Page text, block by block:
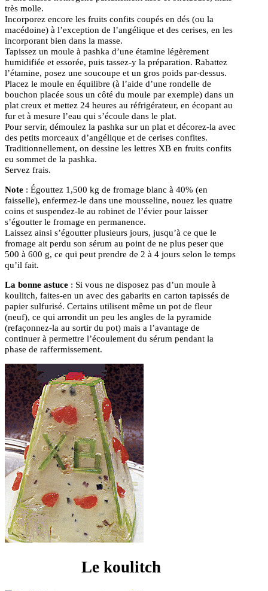
très molle.
Incorporez encore les fruits confits coupés en dés (ou la
macédoine) à l’exception de l’angélique et des cerises, en les
incorporant bien dans la masse.
Tapissez un moule à pashka d’une étamine légèrement
humidifiée et essorée, puis tassez-y la préparation. Rabattez
l’étamine, posez une soucoupe et un gros poids par-dessus.
Placez le moule en équilibre (à l’aide d’une rondelle de
bouchon placée sous un côté du moule par exemple) dans un
plat creux et mettez 24 heures au réfrigérateur, en écopant au
fur et à mesure l’eau qui s’écoule dans le plat.
Pour servir, démoulez la pashka sur un plat et décorez-la avec
des petits morceaux d’angélique et de cerises confites.
Traditionnellement, on dessine les lettres XB en fruits confits
eu sommet de la pashka.
Servez frais.
Note : Égouttez 1,500 kg de fromage blanc à 40% (en
faisselle), enfermez-le dans une mousseline, nouez les quatre
coins et suspendez-le au robinet de l’évier pour laisser
s’égoutter le fromage en permanence.
Laissez ainsi s’égoutter plusieurs jours, jusqu’à ce que le
fromage ait perdu son sérum au point de ne plus peser que
500 à 600 g, ce qui peut prendre de 2 à 4 jours selon le temps
qu’il fait.
La bonne astuce : Si vous ne disposez pas d’un moule à
koulitch, faites-en un avec des gabarits en carton tapissés de
papier sulfurisé. Certains utilisent même un pot de fleur
(neuf), ce qui arrondit un peu les angles de la pyramide
(refaçonnez-la au sortir du pot) mais a l’avantage de
continuer à permettre l’écoulement du sérum pendant la
phase de raffermissement.
Le koulitch